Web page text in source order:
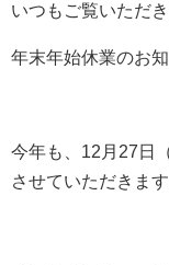
いつもご覧いただ
年末年始休業のお知
今年も、12月27日
させていただきます